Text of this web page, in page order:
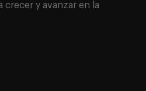
y avanzar en la